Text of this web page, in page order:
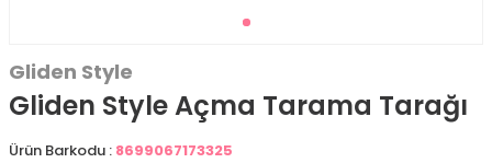
Gliden Style
Gliden Style Açma Tarama Tarağı
Ürün Barkodu : 8699067173325